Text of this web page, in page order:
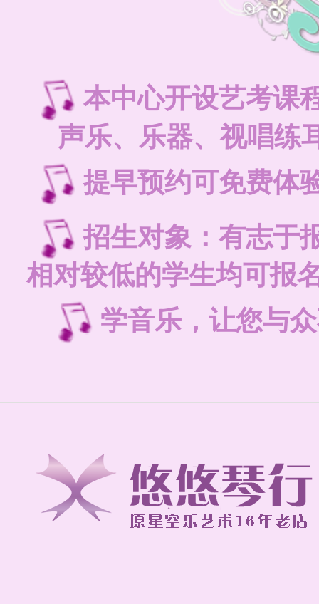
本中心开设艺考课
声乐、乐器、视唱练
提早预约可免费体
招生对象：有志于
相对较低的学生均可报
学音乐，让您与